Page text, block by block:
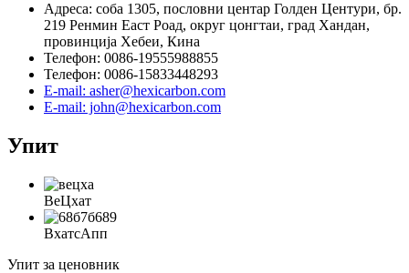
Адреса: соба 1305, пословни центар Голден Центури, бр.
219 Ренмин Еаст Роад, округ цонгтаи, град Хандан,
провинција Хебеи, Кина
Телефон: 0086-19555988855
Телефон: 0086-15833448293
E-mail: asher@hexicarbon.com
E-mail: john@hexicarbon.com
Упит
ВеЦхат
ВхатсАпп
Упит за ценовник